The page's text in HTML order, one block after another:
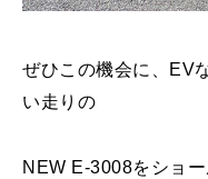
ぜひこの機会に、EV
い走りの
NEW E-3008をショ